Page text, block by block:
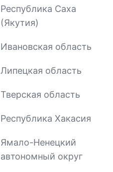
Республика Саха
(Якутия)
Ивановская область
Липецкая область
Тверская область
Республика Хакасия
Ямало-Ненецкий
автономный округ